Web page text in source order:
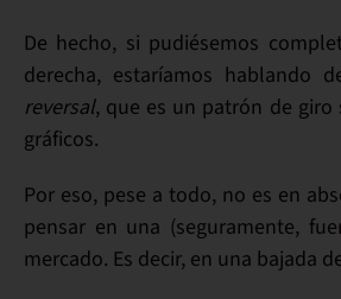
De hecho, si pudiésemos
derecha, estaríamos hablando
reversal, que es un patrón de giro
gráficos.
Por eso, pese a todo, no es en
pensar en una (seguramente,
mercado. Es decir, en una bajada